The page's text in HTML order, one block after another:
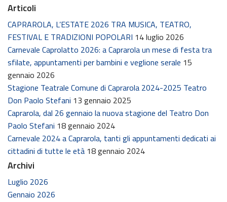
Articoli
CAPRAROLA, L’ESTATE 2026 TRA MUSICA, TEATRO,
FESTIVAL E TRADIZIONI POPOLARI 14 luglio 2026
Carnevale Caprolatto 2026: a Caprarola un mese di festa tra
sfilate, appuntamenti per bambini e veglione serale 15
gennaio 2026
Stagione Teatrale Comune di Caprarola 2024-2025 Teatro
Don Paolo Stefani 13 gennaio 2025
Caprarola, dal 26 gennaio la nuova stagione del Teatro Don
Paolo Stefani 18 gennaio 2024
Carnevale 2024 a Caprarola, tanti gli appuntamenti dedicati ai
cittadini di tutte le età 18 gennaio 2024
Archivi
Luglio 2026
Gennaio 2026